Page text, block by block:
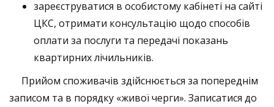
зареєструватися в особистому кабінеті на сайті
ЦКС, отримати консультацію щодо способів
оплати за послуги та передачі показань
квартирних лічильників.
Прийом споживачів здійснюється за попереднім
записом та в порядку «живої черги». Записатися до